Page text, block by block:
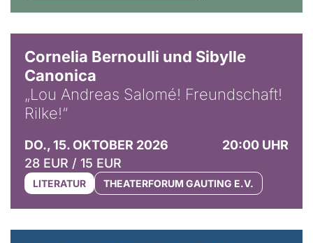
Cornelia Bernoulli und Sibylle
Canonica
„Lou Andreas Salomé! Freundschaft!
Rilke!“
DO., 15. OKTOBER 2026
20:00 UHR
28 EUR / 15 EUR
LITERATUR THEATERFORUM GAUTING E.V.